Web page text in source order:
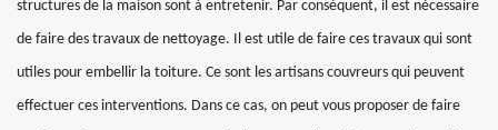
structures de la maison sont à entretenir. Par conséquent, il est nécessaire
de faire des travaux de nettoyage. Il est utile de faire ces travaux qui sont
utiles pour embellir la toiture. Ce sont les artisans couvreurs qui peuvent
effectuer ces interventions. Dans ce cas, on peut vous proposer de faire